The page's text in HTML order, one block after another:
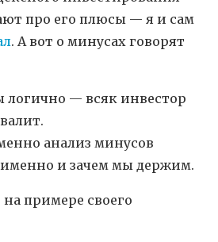
про его плюсы — я и сам
. А вот о минусах говорят
логично — всяк инвестор
анализ минусов
именно и зачем мы держим.
примере своего